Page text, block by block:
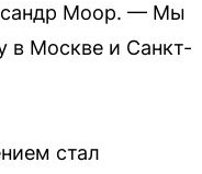
Моор. — Мы
в Москве и Санкт-
стал